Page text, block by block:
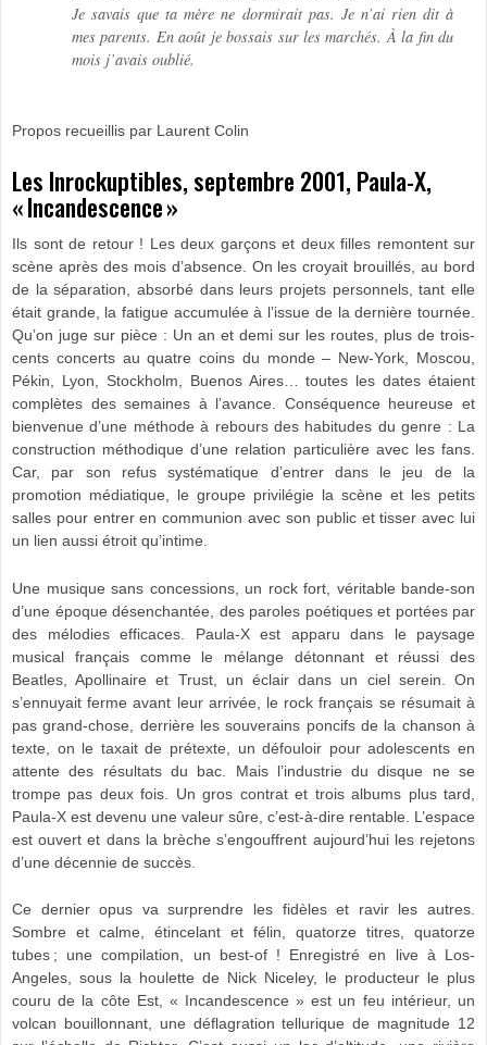
Je savais que ta mère ne dormirait pas. Je n’ai rien dit à
mes parents. En août je bossais sur les marchés. À la fin du
mois j’avais oublié.
Propos recueillis par Laurent Colin
Les Inrockuptibles, septembre 2001, Paula-X,
« Incandescence »
Ils sont de retour ! Les deux garçons et deux filles remontent sur
scène après des mois d’absence. On les croyait brouillés, au bord
de la séparation, absorbé dans leurs projets personnels, tant elle
était grande, la fatigue accumulée à l’issue de la dernière tournée.
Qu’on juge sur pièce : Un an et demi sur les routes, plus de trois-
cents concerts au quatre coins du monde – New-York, Moscou,
Pékin, Lyon, Stockholm, Buenos Aires… toutes les dates étaient
complètes des semaines à l’avance. Conséquence heureuse et
bienvenue d’une méthode à rebours des habitudes du genre : La
construction méthodique d’une relation particulière avec les fans.
Car, par son refus systématique d’entrer dans le jeu de la
promotion médiatique, le groupe privilégie la scène et les petits
salles pour entrer en communion avec son public et tisser avec lui
un lien aussi étroit qu’intime.
Une musique sans concessions, un rock fort, véritable bande-son
d’une époque désenchantée, des paroles poétiques et portées par
des mélodies efficaces. Paula-X est apparu dans le paysage
musical français comme le mélange détonnant et réussi des
Beatles, Apollinaire et Trust, un éclair dans un ciel serein. On
s’ennuyait ferme avant leur arrivée, le rock français se résumait à
pas grand-chose, derrière les souverains poncifs de la chanson à
texte, on le taxait de prétexte, un défouloir pour adolescents en
attente des résultats du bac. Mais l’industrie du disque ne se
trompe pas deux fois. Un gros contrat et trois albums plus tard,
Paula-X est devenu une valeur sûre, c’est-à-dire rentable. L’espace
est ouvert et dans la brèche s’engouffrent aujourd’hui les rejetons
d’une décennie de succès.
Ce dernier opus va surprendre les fidèles et ravir les autres.
Sombre et calme, étincelant et félin, quatorze titres, quatorze
tubes ; une compilation, un best-of ! Enregistré en live à Los-
Angeles, sous la houlette de Nick Niceley, le producteur le plus
couru de la côte Est, « Incandescence » est un feu intérieur, un
volcan bouillonnant, une déflagration tellurique de magnitude 12